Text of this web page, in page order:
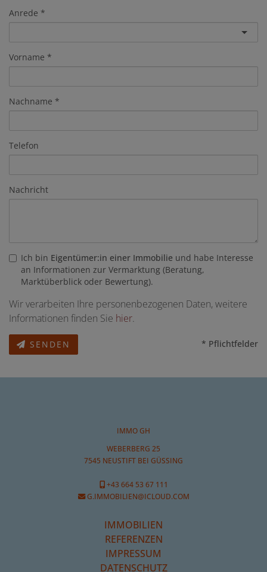
Anrede
Vorname
Nachname
Telefon
Nachricht
Ich bin Eigentümer:in einer Immobilie und habe Interesse
an Informationen zur Vermarktung (Beratung,
Marktüberblick oder Bewertung).
Wir verarbeiten Ihre personenbezogenen Daten, weitere
Informationen finden Sie hier.
SENDEN * Pflichtfelder
IMMO GH
WEBERBERG 25
7545 NEUSTIFT BEI GÜSSING
+43 664 53 67 111
G.IMMOBILIEN@ICLOUD.COM
IMMOBILIEN
REFERENZEN
IMPRESSUM
DATENSCHUTZ